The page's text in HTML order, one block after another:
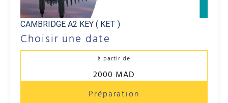
CAMBRIDGE A2 KEY ( KET )
Choisir une date
à partir de
2000 MAD
Préparation